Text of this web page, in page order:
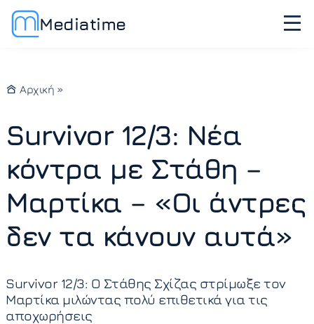
Mediatime
Αρχική »
Survivor 12/3: Νέα
κόντρα με Στάθη –
Μαρτίκα – «Οι άντρες
δεν τα κάνουν αυτά»
Survivor 12/3: Ο Στάθης Σχίζας στρίμωξε τον
Μαρτίκα μιλώντας πολύ επιθετικά για τις
αποχωρήσεις